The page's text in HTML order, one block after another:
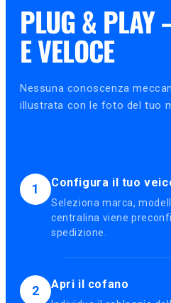
PLUG & PLAY
E VELOCE
Nessuna conoscenza
illustrata con le foto del tuo
1 Configura il tuo
Seleziona marca,
centralina viene
spedizione.
2 Apri il cofano